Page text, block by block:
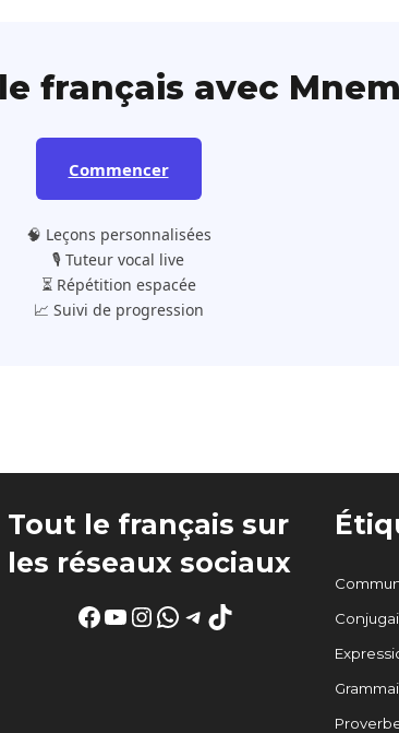
français avec
Commencer
🧠 Leçons personnalisées
🎙️ Tuteur vocal live
⏳ Répétition espacée
📈 Suivi de progression
Tout le français sur
les réseaux sociaux
Facebook
YouTube
Instagram
WhatsApp
Telegram
TikTok